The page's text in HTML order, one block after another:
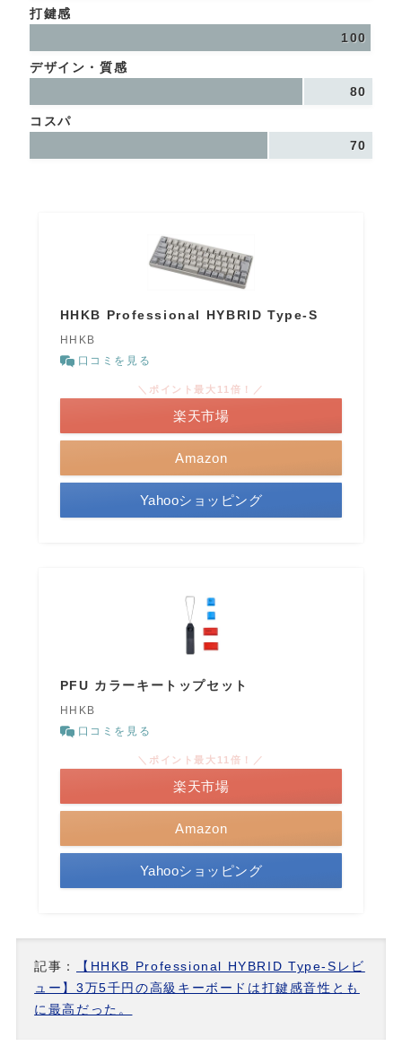
打鍵感
100
デザイン・質感
80
コスパ
70
HHKB Professional HYBRID Type-S
HHKB
口コミを見る
Amazon
＼ポイント最大11倍！／
楽天市場
Yahooショッピング
PFU カラーキートップセット
HHKB
口コミを見る
Amazon
＼ポイント最大11倍！／
楽天市場
Yahooショッピング
記事：
【HHKB Professional HYBRID Type-Sレビ
ュー】3万5千円の高級キーボードは打鍵感音性とも
に最高だった。